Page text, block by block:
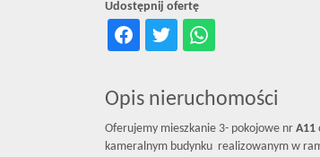
Udostępnij ofertę
Opis nieruchomości
Oferujemy mieszkanie 3- pokojowe nr A11
kameralnym budynku realizowanym w